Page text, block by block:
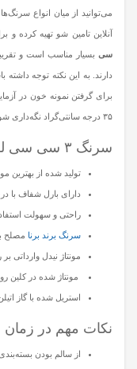
می‌توانید از میان انواع
آنلاین تامین شو تهیه کرده و
سی بسیار مناسب است و
دارند. به این نکته توجه داشته
۳۵ درجه سانتی‌گراد نگه‌داری شوند.
سرنگ ۳ سی سی لوئراسلیپ برنا
تولید شده از بهترین
دارای بارل شفاف با
راحتی و سهولت
سرنگ برند برنا مصلح
مونتاژ نیدل وارداتی
مونتاژ شده در کلین
استریل شده با گاز
نکات مهم در زمان
از سالم بودن